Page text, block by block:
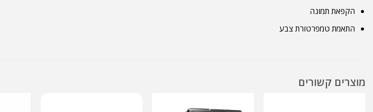
הקפאת תמונה
התאמת טמפרטורת צבע
מוצרים קשורים